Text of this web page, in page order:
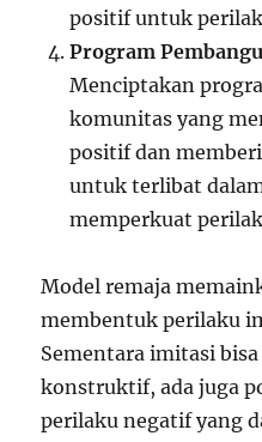
positif untuk
Program
Menciptakan
komunitas yang
positif dan
untuk terlibat
memperkuat
Model remaja
membentuk perilaku
Sementara imitasi
konstruktif, ada juga
perilaku negatif yang